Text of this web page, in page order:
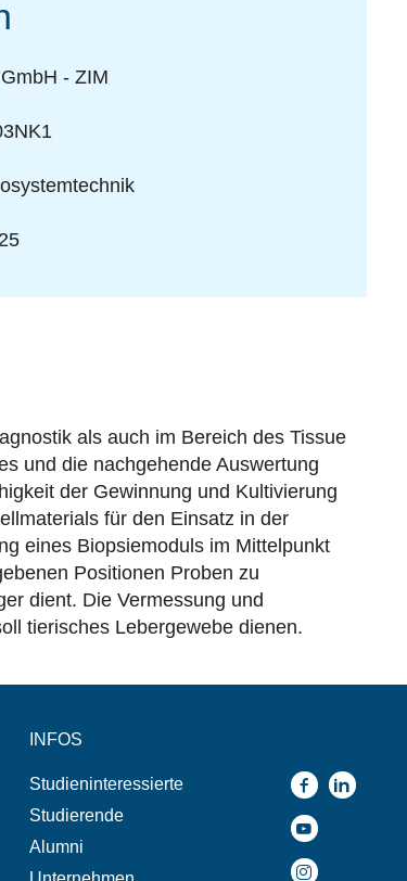
- ZIM
als auch im Bereich des Tissue
und die nachgehende Auswertung
der Gewinnung und Kultivierung
für den Einsatz in der
eines Biopsiemoduls im Mittelpunkt
Positionen Proben zu
dient. Die Vermessung und
tierisches Lebergewebe dienen.
INFOS
Studieninteressierte
Studierende
Alumni